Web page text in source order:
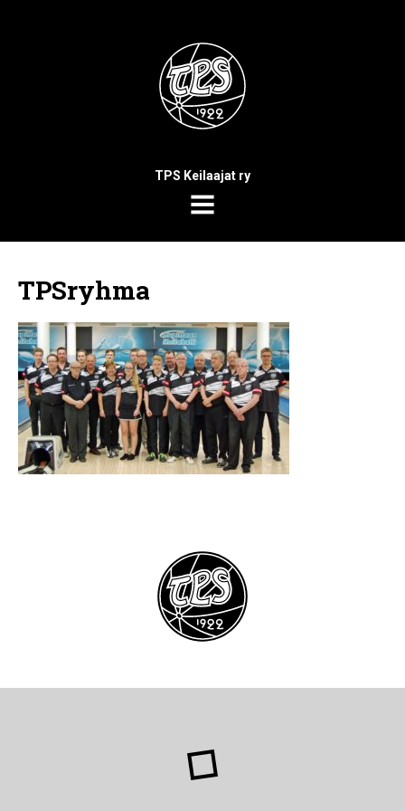
TPS Keilaajat ry
MENU
TPSryhma